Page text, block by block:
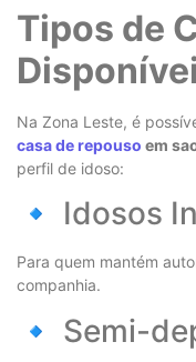
Tipos de
Na Zona Leste, é
casa de repouso em
perfil de idoso:
🔹 Idosos
Para quem mantém
companhia.
🔹 Semi-